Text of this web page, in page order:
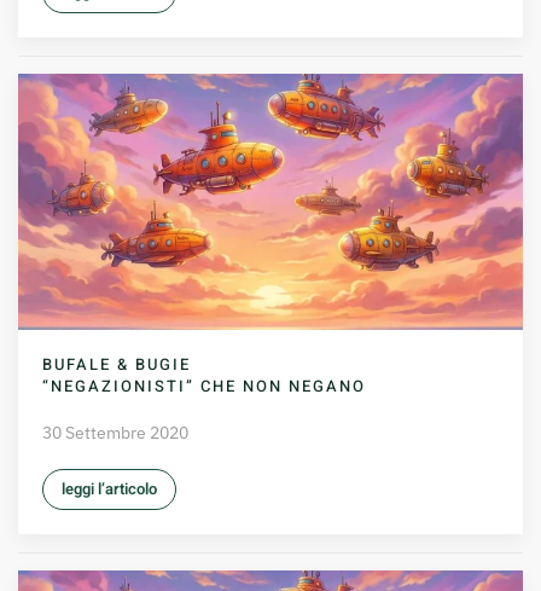
BUFALE & BUGIE
“NEGAZIONISTI” CHE NON NEGANO
30 Settembre 2020
leggi l’articolo